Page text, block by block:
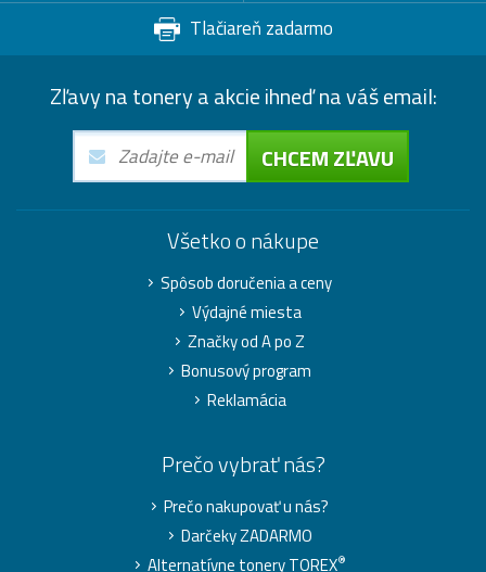
Tlačiareň zadarmo
Zľavy na tonery a akcie ihneď na váš email:
CHCEM ZĽAVU
Všetko o nákupe
Spôsob doručenia a ceny
Výdajné miesta
Značky od A po Z
Bonusový program
Reklamácia
Prečo vybrať nás?
Prečo nakupovať u nás?
Darčeky ZADARMO
Alternatívne tonery TOREX®